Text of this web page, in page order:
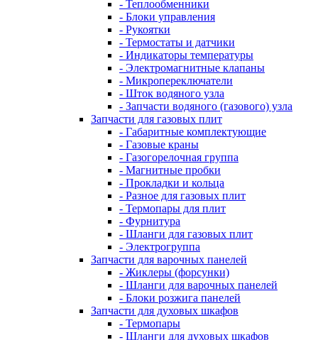
- Теплообменники
- Блоки управления
- Рукоятки
- Термостаты и датчики
- Индикаторы температуры
- Электромагнитные клапаны
- Микропереключатели
- Шток водяного узла
- Запчасти водяного (газового) узла
Запчасти для газовых плит
- Габаритные комплектующие
- Газовые краны
- Газогорелочная группа
- Магнитные пробки
- Прокладки и кольца
- Разное для газовых плит
- Термопары для плит
- Фурнитура
- Шланги для газовых плит
- Электрогруппа
Запчасти для варочных панелей
- Жиклеры (форсунки)
- Шланги для варочных панелей
- Блоки розжига панелей
Запчасти для духовых шкафов
- Термопары
- Шланги для духовых шкафов